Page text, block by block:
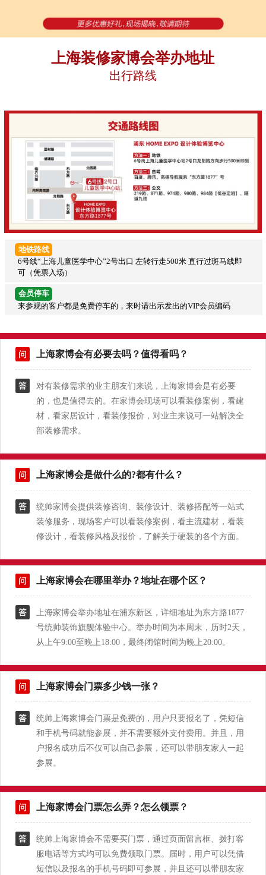
上海装修家博会举办地址
出行路线
地铁路线
6号线“上海儿童医学中心”2号出口 左转行走500米 直行过斑马线即
可（凭票入场）
会员停车
来参观的客户都是免费停车的，来时请出示发出的VIP会员编码
上海家博会有必要去吗？值得看吗？
对有装修需求的业主朋友们来说，上海家博会是有必要
的，也是值得去的。在家博会现场可以看装修案例，看建
材，看家居设计，看装修报价，对业主来说可一站解决全
部装修需求。
上海家博会是做什么的?都有什么？
统帅家博会提供装修咨询、装修设计、装修搭配等一站式
装修服务，现场客户可以看装修案例，看主流建材，看装
修设计，看装修风格及报价，了解关于硬装的各个方面。
上海家博会在哪里举办？地址在哪个区？
上海家博会举办地址在浦东新区，详细地址为东方路1877
号统帅装饰旗舰体验中心。举办时间为本周末，历时2天，
从上午9:00至晚上18:00，最终闭馆时间为晚上20:00。
上海家博会门票多少钱一张？
统帅上海家博会门票是免费的，用户只要报名了，凭短信
和手机号码就能参展，并不需要额外支付费用。并且，用
户报名成功后不仅可以自己参展，还可以带朋友家人一起
参展。
上海家博会门票怎么弄？怎么领票？
统帅上海家博会不需要买门票，通过页面留言框、拨打客
服电话等方式均可以免费领取门票。届时，用户可以凭借
短信以及报名的手机号码即可参展，并且还可以带朋友家